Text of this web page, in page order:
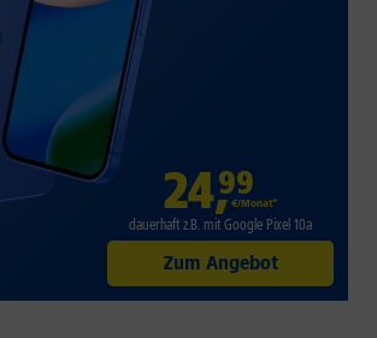
24,99
€/Monat*
dauerhaft z.B. mit Google Pixel 10a
Zum Angebot